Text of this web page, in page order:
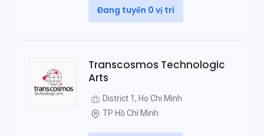
Đang tuyển 0 vị trí
Transcosmos Technologic
Arts
District 1, Ho Chi Minh
TP Hồ Chí Minh